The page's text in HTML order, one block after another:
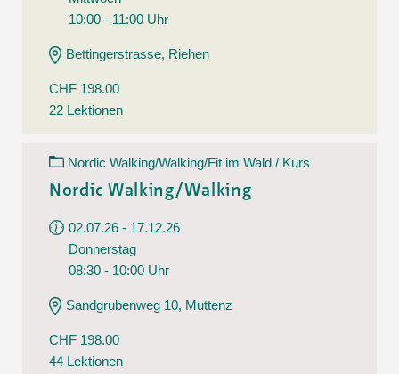
10:00 - 11:00 Uhr
Bettingerstrasse, Riehen
CHF 198.00
22 Lektionen
Nordic Walking/Walking/Fit im Wald / Kurs
Nordic Walking/Walking
02.07.26 - 17.12.26
Donnerstag
08:30 - 10:00 Uhr
Sandgrubenweg 10, Muttenz
CHF 198.00
44 Lektionen